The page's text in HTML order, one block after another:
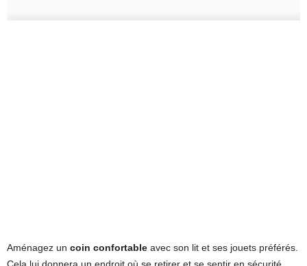
Aménagez un coin confortable avec son lit et ses jouets préférés.
Cela lui donnera un endroit où se retirer et se sentir en sécurité